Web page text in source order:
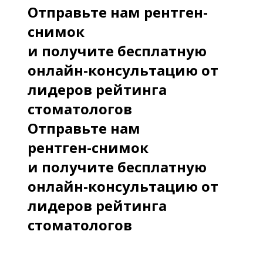
Отправьте нам рентген-
снимок
и получите бесплатную
онлайн-консультацию от
лидеров рейтинга
стоматологов
Отправьте нам
рентген-снимок
и получите бесплатную
онлайн-консультацию от
лидеров рейтинга
стоматологов